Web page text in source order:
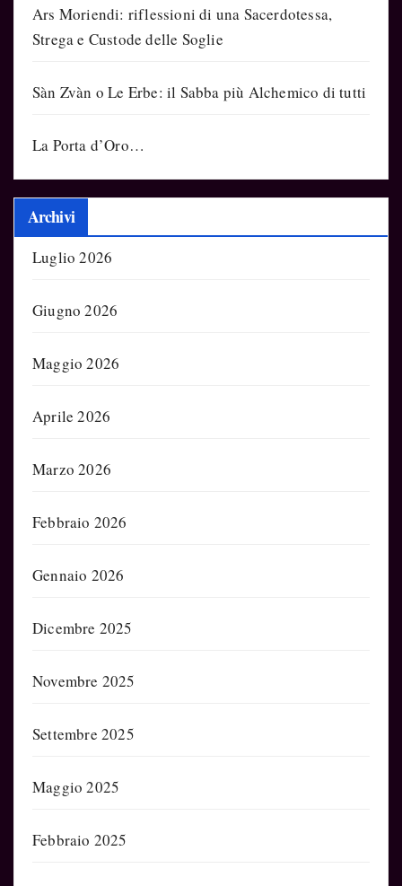
Ars Moriendi: riflessioni di una Sacerdotessa,
Strega e Custode delle Soglie
Sàn Zvàn o Le Erbe: il Sabba più Alchemico di tutti
La Porta d’Oro…
Archivi
Luglio 2026
Giugno 2026
Maggio 2026
Aprile 2026
Marzo 2026
Febbraio 2026
Gennaio 2026
Dicembre 2025
Novembre 2025
Settembre 2025
Maggio 2025
Febbraio 2025